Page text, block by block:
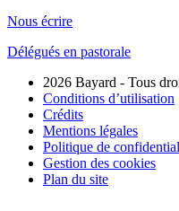
Nous écrire
Délégués en pastorale
2026 Bayard - Tous
Conditions d’utilisation
Crédits
Mentions légales
Politique de
Gestion des cookies
Plan du site